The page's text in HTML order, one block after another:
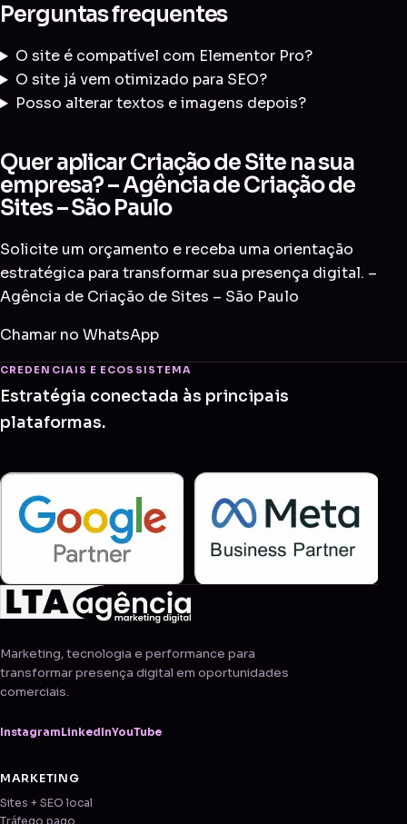
Perguntas frequentes
O site é compatível com Elementor Pro?
O site já vem otimizado para SEO?
Posso alterar textos e imagens depois?
Quer aplicar Criação de Site na sua
empresa? – Agência de Criação de
Sites – São Paulo
Solicite um orçamento e receba uma orientação
estratégica para transformar sua presença digital. –
Agência de Criação de Sites – São Paulo
Chamar no WhatsApp
CREDENCIAIS E ECOSSISTEMA
Estratégia conectada às principais
plataformas.
Marketing, tecnologia e performance para
transformar presença digital em oportunidades
comerciais.
Instagram LinkedInYouTube
MARKETING
Sites + SEO local